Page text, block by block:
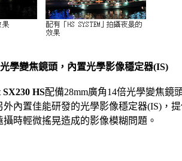
學變焦鏡頭，內置光學影像穩定器(IS)
SX230 HS配備28mm廣角14倍光學變焦鏡
外內置佳能研發的光學影像穩定器(IS)，
攝時輕微搖晃造成的影像模糊問題。